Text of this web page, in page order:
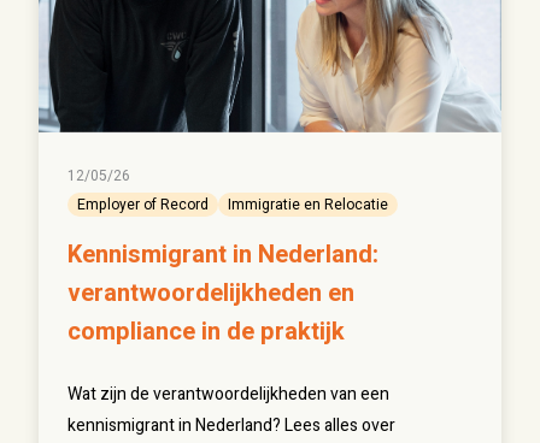
12/05/26
Employer of Record
Immigratie en Relocatie
Kennismigrant in Nederland:
verantwoordelijkheden en
compliance in de praktijk
Wat zijn de verantwoordelijkheden van een
kennismigrant in Nederland? Lees alles over